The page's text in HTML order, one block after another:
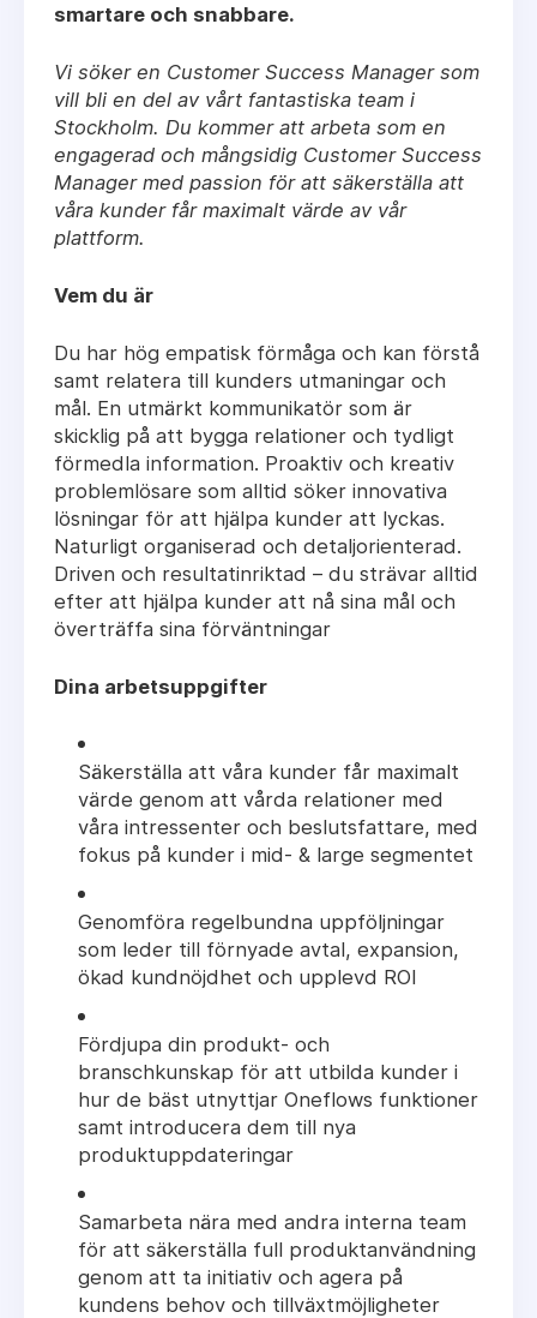
smartare och snabbare.
Vi söker en Customer Success Manager som
vill bli en del av vårt fantastiska team i
Stockholm. Du kommer att arbeta som en
engagerad och mångsidig Customer Success
Manager med passion för att säkerställa att
våra kunder får maximalt värde av vår
plattform.
Vem du är
Du har hög empatisk förmåga och kan förstå
samt relatera till kunders utmaningar och
mål. En utmärkt kommunikatör som är
skicklig på att bygga relationer och tydligt
förmedla information. Proaktiv och kreativ
problemlösare som alltid söker innovativa
lösningar för att hjälpa kunder att lyckas.
Naturligt organiserad och detaljorienterad.
Driven och resultatinriktad – du strävar alltid
efter att hjälpa kunder att nå sina mål och
överträffa sina förväntningar
Dina arbetsuppgifter
Säkerställa att våra kunder får maximalt
värde genom att vårda relationer med
våra intressenter och beslutsfattare, med
fokus på kunder i mid- & large segmentet
Genomföra regelbundna uppföljningar
som leder till förnyade avtal, expansion,
ökad kundnöjdhet och upplevd ROI
Fördjupa din produkt- och
branschkunskap för att utbilda kunder i
hur de bäst utnyttjar Oneflows funktioner
samt introducera dem till nya
produktuppdateringar
Samarbeta nära med andra interna team
för att säkerställa full produktanvändning
genom att ta initiativ och agera på
kundens behov och tillväxtmöjligheter